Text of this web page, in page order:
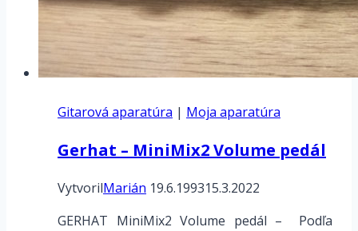
Gitarová aparatúra | Moja aparatúra
Gerhat – MiniMix2 Volume pedál
VytvorilMarián 19.6.199315.3.2022
GERHAT MiniMix2 Volume pedál – Podľa